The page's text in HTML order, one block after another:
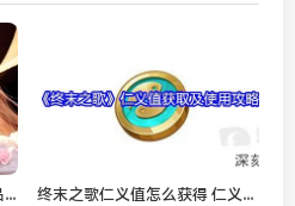
如何理解“品质源于人品，精品出于精心”这一理念？ 终末之歌仁义值怎么获得 仁义值获取和使用攻略